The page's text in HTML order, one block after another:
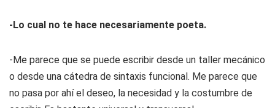
-Lo cual no te hace necesariamente poeta.
-Me parece que se puede escribir desde un taller mecánico
o desde una cátedra de sintaxis funcional. Me parece que
no pasa por ahí el deseo, la necesidad y la costumbre de